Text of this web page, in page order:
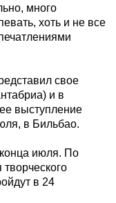
много
хоть и не все
свое
и в
выступление
в Бильбао.
июля. По
в 24